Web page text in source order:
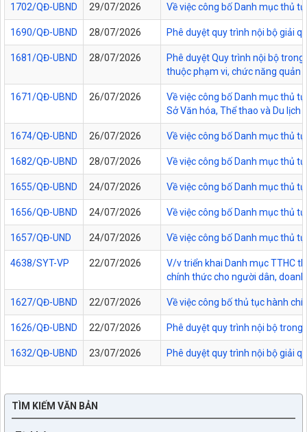
1702/QĐ-UBND 29/07/2026 Về việc công bố Danh mục thủ
1690/QĐ-UBND 28/07/2026 Phê duyệt quy trình nội bộ giải
1681/QĐ-UBND 28/07/2026
Phê duyệt Quy trình nội bộ
thuộc phạm vi, chức năng quản
1671/QĐ-UBND 26/07/2026
Về việc công bố Danh mục thủ
Sở Văn hóa, Thể thao và Du lịch
1674/QĐ-UBND 26/07/2026 Về việc công bố Danh mục thủ
1682/QĐ-UBND 28/07/2026 Về việc công bố Danh mục thủ
1655/QĐ-UBND 24/07/2026 Về việc công bố Danh mục thủ
1656/QĐ-UBND 24/07/2026 Về việc công bố Danh mục thủ
1657/QĐ-UND 24/07/2026 Về việc công bố Danh mục thủ
4638/SYT-VP 22/07/2026
V/v triển khai Danh mục TTHC
chính thức cho người dân,
1627/QĐ-UBND 22/07/2026 Về việc công bố thủ tục hành
1626/QĐ-UBND 22/07/2026 Phê duyệt quy trình nội bộ trong
1632/QĐ-UBND 23/07/2026 Phê duyệt quy trình nội bộ giải
TÌM KIẾM VĂN BẢN